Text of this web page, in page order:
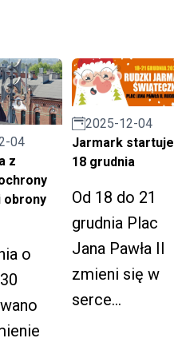
04
z
obrony
o
2025-12-04
Jarmark startuje
18 grudnia
Od 18 do 21
grudnia Plac
Jana Pawła II
zmieni się w
serce